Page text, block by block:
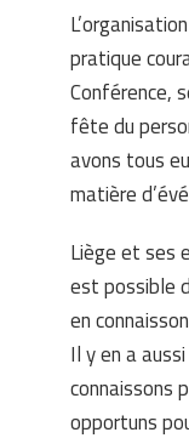
pratique
Conférence,
fête du
avons tous
matière
Liège et ses
est possible
en
Il y en a
connaissons
opportuns